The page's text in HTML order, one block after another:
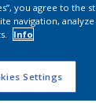
you agree to the
navigation, analyze
Info
Settings